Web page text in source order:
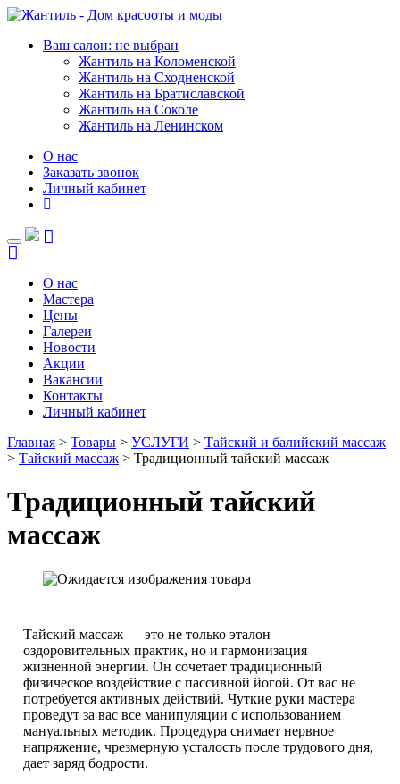
Ваш салон: не выбран
Жантиль на Коломенской
Жантиль на Сходненской
Жантиль на Братиславской
Жантиль на Соколе
Жантиль на Ленинском
О нас
Заказать звонок
Личный кабинет
Toggle
navigation
О нас
Мастера
Цены
Галереи
Новости
Акции
Вакансии
Контакты
Личный кабинет
Главная > Товары > УСЛУГИ > Тайский и балийский массаж
> Тайский массаж > Традиционный тайский массаж
Традиционный тайский
массаж
Тайский массаж — это не только эталон
оздоровительных практик, но и гармонизация
жизненной энергии. Он сочетает традиционный
физическое воздействие с пассивной йогой. От вас не
потребуется активных действий. Чуткие руки мастера
проведут за вас все манипуляции с использованием
мануальных методик. Процедура снимает нервное
напряжение, чрезмерную усталость после трудового дня,
дает заряд бодрости.